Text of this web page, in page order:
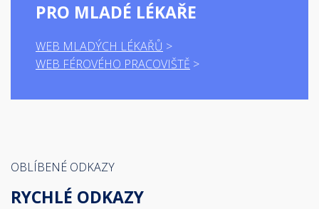
PRO MLADÉ LÉKAŘE
WEB MLADÝCH LÉKAŘŮ
WEB FÉROVÉHO PRACOVIŠTĚ
OBLÍBENÉ ODKAZY
RYCHLÉ ODKAZY